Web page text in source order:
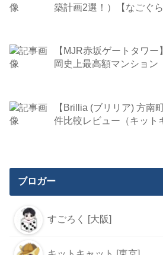
築計画2選！）【なごぐら
【MJR赤坂ゲートタワ
岡史上最高額マンション
【Brillia (ブリリア) 方南
件比較レビュー（キット
ブロガー
すごろく [大阪]